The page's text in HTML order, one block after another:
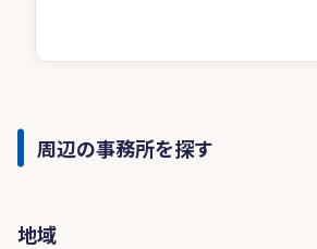
周辺の事務所を探す
地域